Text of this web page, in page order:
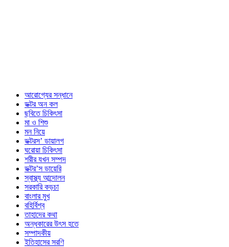
আরোগ্যের সন্ধানে
ডক্টর অন কল
ছবিতে চিকিৎসা
মা ও শিশু
মন নিয়ে
ডক্টরস’ ডায়ালগ
ঘরোয়া চিকিৎসা
শরীর যখন সম্পদ
ডক্টর’স ডায়েরি
স্বাস্থ্য আন্দোলন
সরকারি কড়চা
বাংলার মুখ
বহির্বিশ্ব
তাহাদের কথা
অন্ধকারের উৎস হতে
সম্পাদকীয়
ইতিহাসের সরণি